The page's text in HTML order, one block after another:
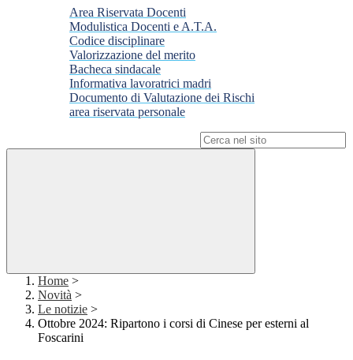
Area Riservata Docenti
Modulistica Docenti e A.T.A.
Codice disciplinare
Valorizzazione del merito
Bacheca sindacale
Informativa lavoratrici madri
Documento di Valutazione dei Rischi
area riservata personale
Home >
Novità >
Le notizie >
Ottobre 2024: Ripartono i corsi di Cinese per esterni al
Foscarini